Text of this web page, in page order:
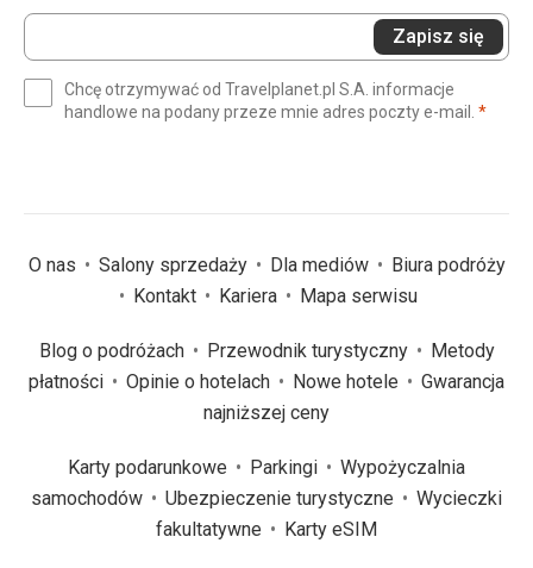
Wprowadź
swój
(wymagane)
Zapisz się
Chcę otrzymywać od Travelplanet.pl S.A. informacje
handlowe na podany przeze mnie adres poczty e-mail. *
O nas Salony sprzedaży Dla mediów
Biura podróży
Kontakt
Kariera Mapa serwisu
Blog o podróżach Przewodnik turystyczny
Metody
płatności
Opinie o hotelach Nowe hotele
Gwarancja
najniższej ceny
Karty podarunkowe Parkingi
Wypożyczalnia
samochodów
Ubezpieczenie turystyczne
Wycieczki
fakultatywne
Karty eSIM